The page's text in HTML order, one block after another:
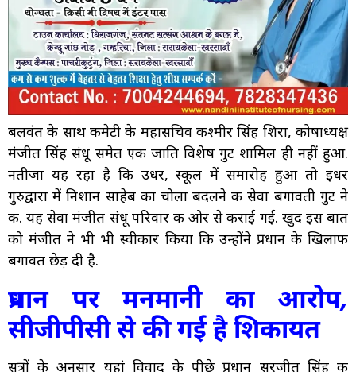
बलवंत के साथ कमेटी के महासचिव कश्मीर सिंह शिरा, कोषाध्यक्ष
मंजीत सिंह संधू समेत एक जाति विशेष गुट शामिल ही नहीं हुआ.
नतीजा यह रहा है कि उधर, स्कूल में समारोह हुआ तो इधर
गुरुद्वारा में निशान साहेब का चोला बदलने की सेवा बगावती गुट ने
की. यह सेवा मंजीत संधू परिवार की ओर से कराई गई. खुद इस बात
को मंजीत ने भी भी स्वीकार किया कि उन्होंने प्रधान के खिलाफ
बगावत छेड़ दी है.
प्रधान पर मनमानी का आरोप,
सीजीपीसी से की गई है शिकायत
सूत्रों के अनुसार यहां विवाद के पीछे प्रधान सुरजीत सिंह की